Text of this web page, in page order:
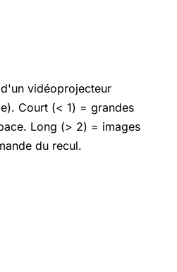
vidéoprojecteur
Court (< 1) = grandes
Long (> 2) = images
du recul.